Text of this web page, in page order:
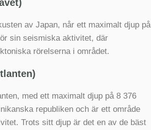
av Japan, når ett maximalt djup på
sin seismiska aktivitet, där
rörelserna i området.
med ett maximalt djup på 8 376
republiken och är ett område
Trots sitt djup är det en av de bäst